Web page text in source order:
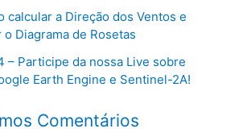
calcular a Direção dos Ventos e
o Diagrama de Rosetas
– Participe da nossa Live sobre
Earth Engine e Sentinel-2A!
Comentários